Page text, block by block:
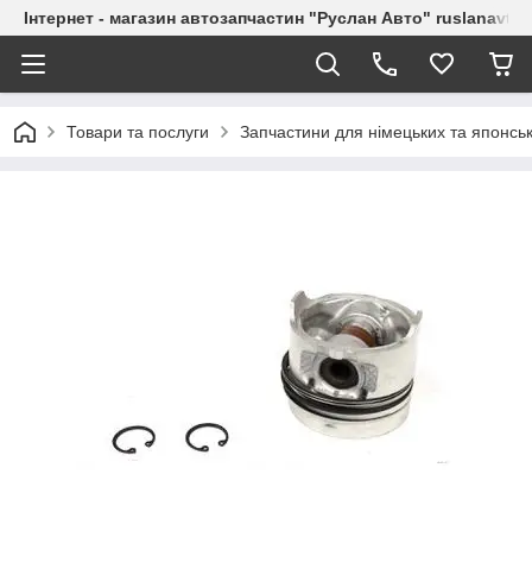
Інтернет - магазин автозапчастин "Руслан Авто"
Товари та послуги Запчастини для німецьких та